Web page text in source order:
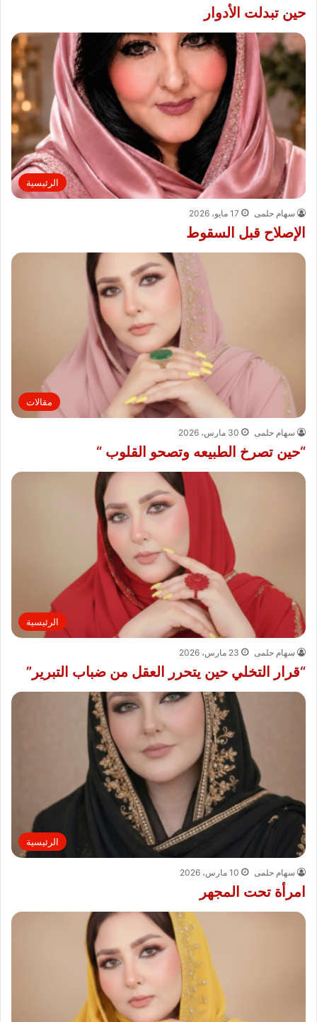
حين تبدلت الأدوار
الرئيسية
سهام حلمى 17 مايو، 2026
الإصلاح قبل السقوط
مقالات
سهام حلمى 30 مارس، 2026
“حين تصرخ الطبيعه وتصحو القلوب “
الرئيسية
سهام حلمى 23 مارس، 2026
“قرار التخلي حين يتحرر العقل من ضباب التبرير”
الرئيسية
سهام حلمى 10 مارس، 2026
امرأة تحت المجهر